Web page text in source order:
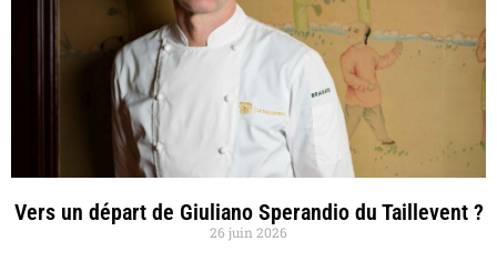
Vers un départ de Giuliano Sperandio du Taillevent ?
26 juin 2026